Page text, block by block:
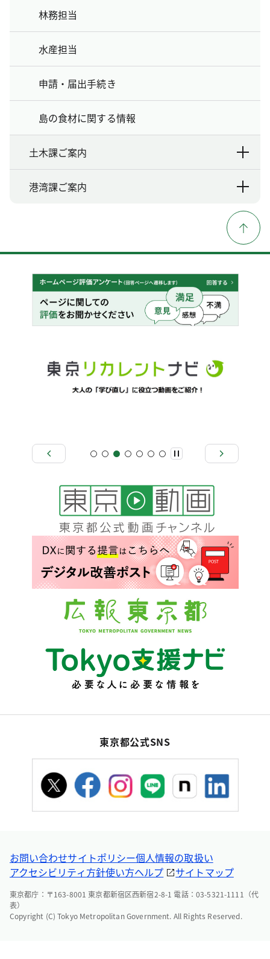
林務担当
水産担当
申請・届出手続き
島の食材に関する情報
土木課ご案内
港湾課ご案内
東京都公式SNS
お問い合わせサイトポリシー個人情報の取扱い
アクセシビリティ方針使い方ヘルプ サイトマップ
東京都庁：〒163-8001 東京都新宿区西新宿2-8-1 電話：03-5321-1111（代
表）
Copyright (C) Tokyo Metropolitan Government. All Rights Reserved.